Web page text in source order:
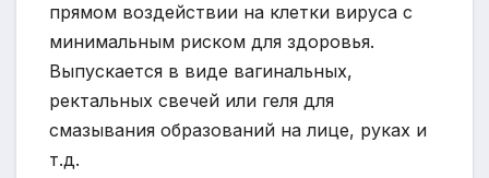
прямом воздействии на клетки вируса с
минимальным риском для здоровья.
Выпускается в виде вагинальных,
ректальных свечей или геля для
смазывания образований на лице, руках и
т.д.